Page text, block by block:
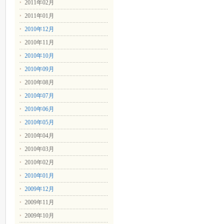
2011年02月
2011年01月
2010年12月
2010年11月
2010年10月
2010年09月
2010年08月
2010年07月
2010年06月
2010年05月
2010年04月
2010年03月
2010年02月
2010年01月
2009年12月
2009年11月
2009年10月